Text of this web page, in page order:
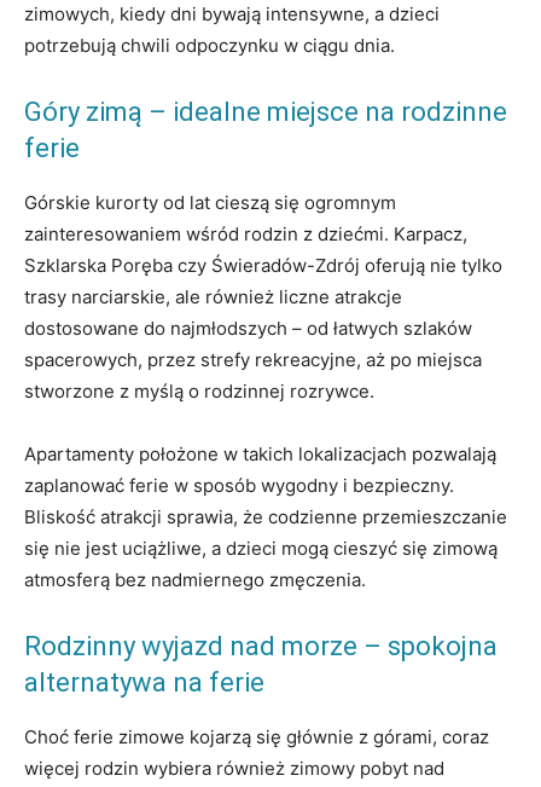
zimowych, kiedy dni bywają intensywne, a dzieci
potrzebują chwili odpoczynku w ciągu dnia.
Góry zimą – idealne miejsce na rodzinne
ferie
Górskie kurorty od lat cieszą się ogromnym
zainteresowaniem wśród rodzin z dziećmi. Karpacz,
Szklarska Poręba czy Świeradów-Zdrój oferują nie tylko
trasy narciarskie, ale również liczne atrakcje
dostosowane do najmłodszych – od łatwych szlaków
spacerowych, przez strefy rekreacyjne, aż po miejsca
stworzone z myślą o rodzinnej rozrywce.
Apartamenty położone w takich lokalizacjach pozwalają
zaplanować ferie w sposób wygodny i bezpieczny.
Bliskość atrakcji sprawia, że codzienne przemieszczanie
się nie jest uciążliwe, a dzieci mogą cieszyć się zimową
atmosferą bez nadmiernego zmęczenia.
Rodzinny wyjazd nad morze – spokojna
alternatywa na ferie
Choć ferie zimowe kojarzą się głównie z górami, coraz
więcej rodzin wybiera również zimowy pobyt nad